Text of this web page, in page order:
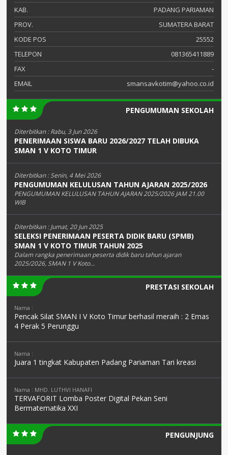
KAB.
PADANG PARIAMAN
PROV.
SUMATERA BARAT
KODE POS
25552
TELEPON
081365411889
FAX
-
EMAIL
smansavkotim@yahoo.co.id
PENGUMUMAN SEKOLAH
Diterbitkan :Rabu, 3 Jun 2026
PENERIMAAN SISWA BARU 2026/2027 TELAH DIBUKA
SMAN 1 V KOTO TIMUR
Diterbitkan :Senin, 4 Mei 2026
PENGUMUMAN KELULUSAN TAHUN AJARAN 2025/2026
PENGUMUMAN KELULUSAN TAHUN AJARAN 2025/2026 JAM 21.00
WIB
Diterbitkan :Jumat, 20 Jun 2025
SELEKSI PENERIMAAN PESERTA DIDIK BARU (SPMB)
SMAN 1 V KOTO TIMUR TAHUN 2025
Dalam rangka penerimaan peserta didik baru tahun ajaran
2025/2026, SMAN 1 V Koto...
PRESTASI SEKOLAH
Nama :
Pencak Silat SMAN I V Koto Timur berhasil meraih : 2 Emas
4 Perak 5 Perunggu
Nama :
Juara 1 tingkat Kabupaten Padang Pariaman Tari kreasi
Nama : MHD. LUTHVI HANAFI
TERVAFORIT Lomba Poster Digital Pekan Seni
Bermatematika XXI
PENGUNJUNG